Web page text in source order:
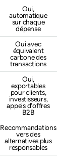
Oui,
automatique
sur chaque
dépense
Oui avec
équivalent
carbone des
transactions
Oui,
exportables
pour clients,
investisseurs,
appels d'offres
B2B
Recommandations
vers des
alternatives plus
responsables